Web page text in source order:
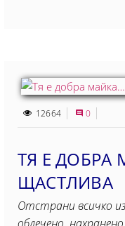
12664
0
ТЯ Е ДОБРА
ЩАСТЛИВА
Отстрани всичко
облечено,